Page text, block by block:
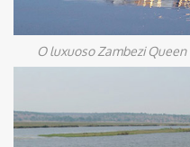
O luxuoso Zambezi